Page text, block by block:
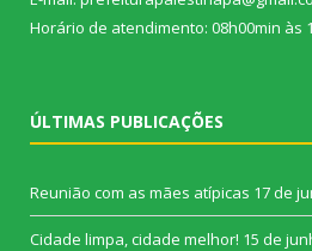
Horário de atendimento: 08h00min às
ÚLTIMAS PUBLICAÇÕES
Reunião com as mães atípicas 17 de
Cidade limpa, cidade melhor! 15 de